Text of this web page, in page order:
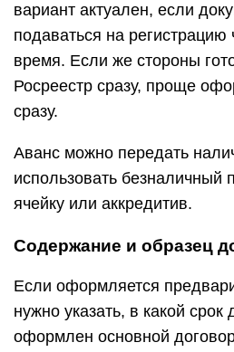
вариант актуален, если
подаваться на регистрацию
время. Если же стороны
Росреестр сразу, проще
сразу.
Аванс можно передать
использовать безналичный
ячейку или аккредитив.
Содержание и образец
Если оформляется
нужно указать, в какой
оформлен основной